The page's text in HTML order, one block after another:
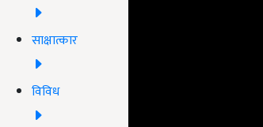
साक्षात्कार
विविध